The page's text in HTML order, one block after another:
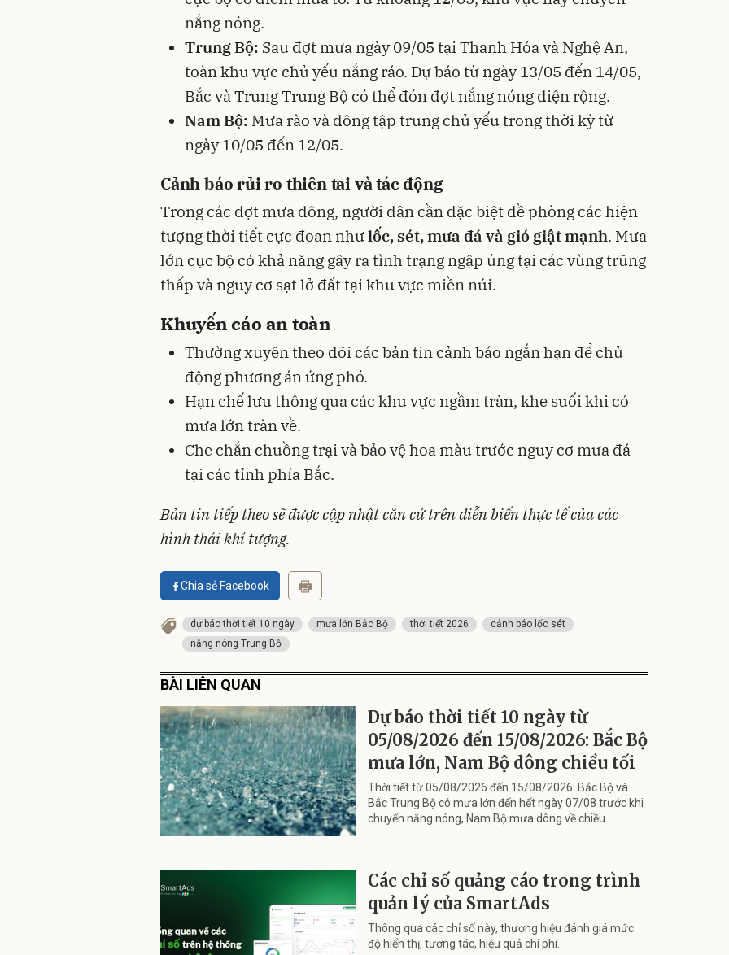
nắng nóng.
Trung Bộ: Sau đợt mưa ngày 09/05 tại Thanh Hóa và Nghệ An,
toàn khu vực chủ yếu nắng ráo. Dự báo từ ngày 13/05 đến 14/05,
Bắc và Trung Trung Bộ có thể đón đợt nắng nóng diện rộng.
Nam Bộ: Mưa rào và dông tập trung chủ yếu trong thời kỳ từ
ngày 10/05 đến 12/05.
Cảnh báo rủi ro thiên tai và tác động
Trong các đợt mưa dông, người dân cần đặc biệt đề phòng các hiện
tượng thời tiết cực đoan nhưlốc, sét, mưa đá và gió giật mạnh. Mưa
lớn cục bộ có khả năng gây ra tình trạng ngập úng tại các vùng trũng
thấp và nguy cơ sạt lở đất tại khu vực miền núi.
Khuyến cáo an toàn
Thường xuyên theo dõi các bản tin cảnh báo ngắn hạn để chủ
động phương án ứng phó.
Hạn chế lưu thông qua các khu vực ngầm tràn, khe suối khi có
mưa lớn tràn về.
Che chắn chuồng trại và bảo vệ hoa màu trước nguy cơ mưa đá
tại các tỉnh phía Bắc.
Bản tin tiếp theo sẽ được cập nhật căn cứ trên diễn biến thực tế của các
hình thái khí tượng.
Chia sẻ Facebook
dự báo thời tiết 10 ngày mưa lớn Bắc Bộ thời tiết 2026
cảnh báo lốc sét
nắng nóng Trung Bộ
BÀI LIÊN QUAN
Dự báo thời tiết 10 ngày từ
05/08/2026 đến 15/08/2026: Bắc Bộ
mưa lớn, Nam Bộ dông chiều tối
Thời tiết từ 05/08/2026 đến 15/08/2026: Bắc Bộ và
Bắc Trung Bộ có mưa lớn đến hết ngày 07/08 trước khi
chuyển nắng nóng, Nam Bộ mưa dông về chiều.
Các chỉ số quảng cáo trong trình
quản lý của SmartAds
Thông qua các chỉ số này, thương hiệu đánh giá mức
độ hiển thị, tương tác, hiệu quả chi phí.